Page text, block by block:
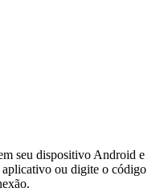
seu dispositivo Android e
ou digite o código